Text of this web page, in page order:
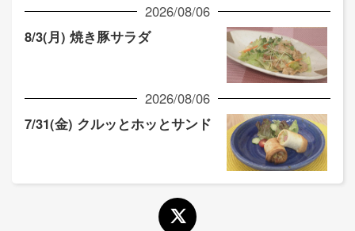
2026/08/06
8/3(月) 焼き豚サラダ
2026/08/06
7/31(金) クルッとホッとサンド